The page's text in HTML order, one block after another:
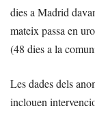
dies a Madrid
mateix passa en
(48 dies a la
Les dades dels
inclouen